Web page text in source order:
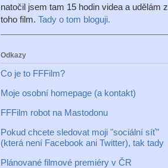
natočil jsem tam 15 hodin videa a udělám z
toho film. Tady o tom bloguji.
Odkazy
Co je to FFFilm?
Moje osobní homepage (a kontakt)
FFFilm robot na Mastodonu
Pokud chcete sledovat moji "sociální síť"
(která není Facebook ani Twitter), tak tady
Plánované filmové premiéry v ČR